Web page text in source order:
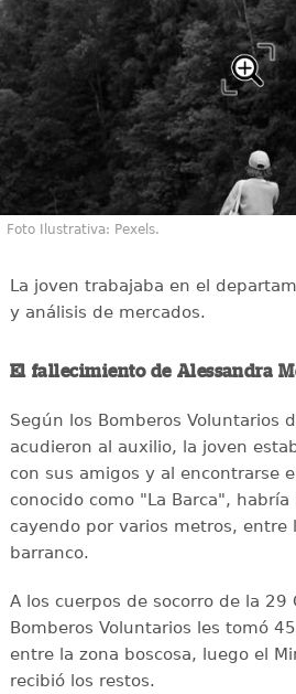
Foto Ilustrativa: Pexels.
La joven trabajaba en el
y análisis de mercados.
El fallecimiento de Alessandra
Según los Bomberos Voluntarios
acudieron al auxilio, la joven
con sus amigos y al encontrarse
conocido como "La Barca",
cayendo por varios metros, entre
barranco.
A los cuerpos de socorro de la 29
Bomberos Voluntarios les tomó
entre la zona boscosa, luego el
recibió los restos.